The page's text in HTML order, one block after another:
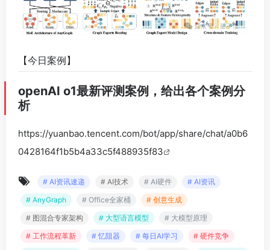
【今日案例】
openAI o1最新评测案例，给出各个案例分
析
https://yuanbao.tencent.com/bot/app/share/chat/a0b6
0428164f1b5b4a33c5f488935f83
# AI资讯速递 # AI技术 # AI硬件
# AI资讯
# AnyGraph
# Office全家桶
# 创意生成
# 图混合专家架构
# 大型语言模型
# 大模型原理
# 工作流程革新
# 忆阻器 # 每日AI学习
# 硬件竞争